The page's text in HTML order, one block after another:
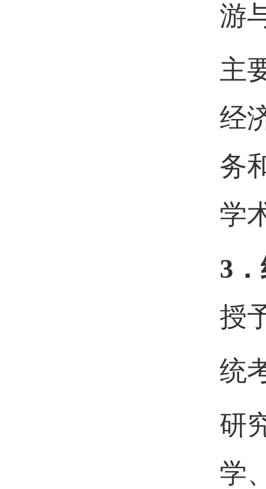
游
主
经
务
学
3．
授
统
研
学